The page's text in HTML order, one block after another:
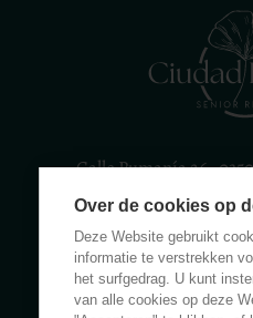
Calle Rumanía 26 ·
(+34)
Over de cookies op
Deze Website gebruikt
informatie te verstrekken
het surfgedrag. U kunt
van alle cookies op deze